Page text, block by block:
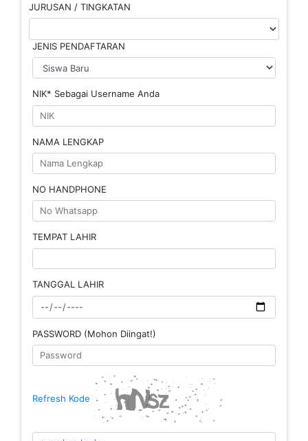
JURUSAN / TINGKATAN
JENIS PENDAFTARAN
NIK* Sebagai Username Anda
NAMA LENGKAP
NO HANDPHONE
TEMPAT LAHIR
TANGGAL LAHIR
PASSWORD (Mohon Diingat!)
Refresh Kode